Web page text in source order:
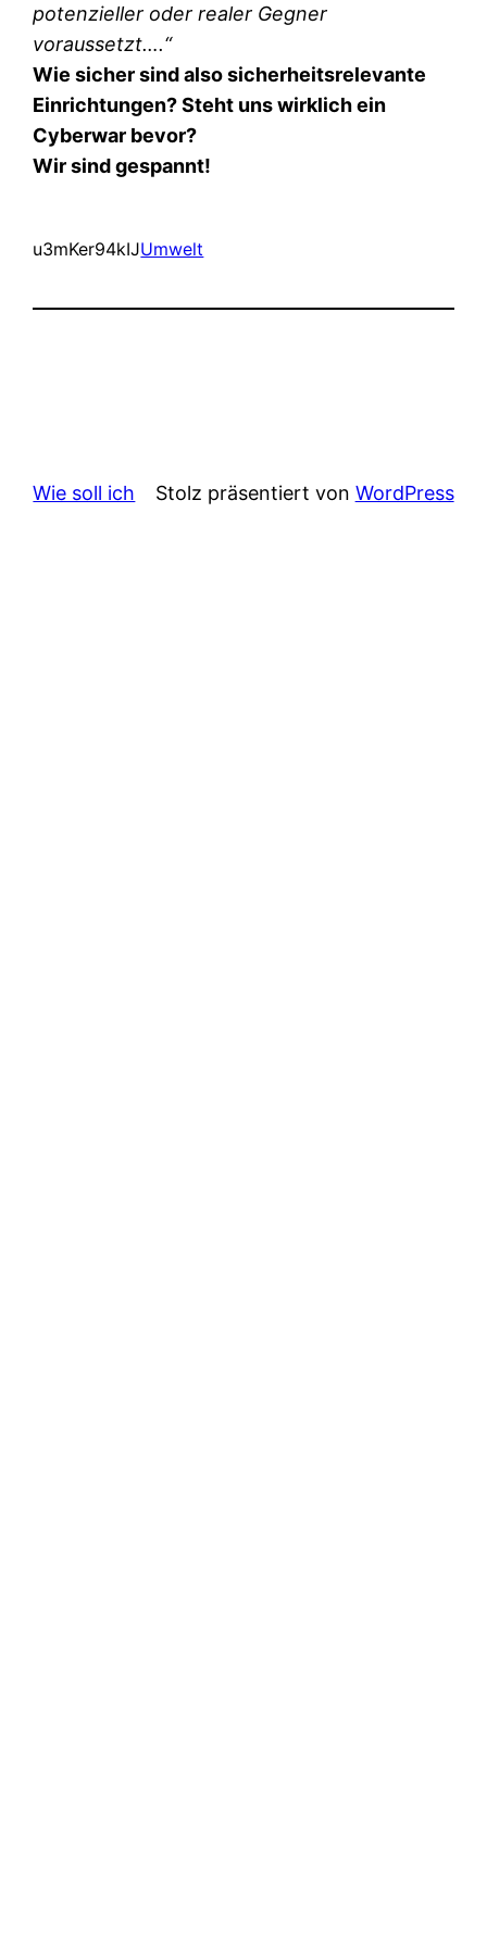
potenzieller oder realer Gegner
voraussetzt….“
Wie sicher sind also sicherheitsrelevante
Einrichtungen? Steht uns wirklich ein
Cyberwar bevor?
Wir sind gespannt!
u3mKer94kIJUmwelt
Wie soll ich Stolz präsentiert von WordPress